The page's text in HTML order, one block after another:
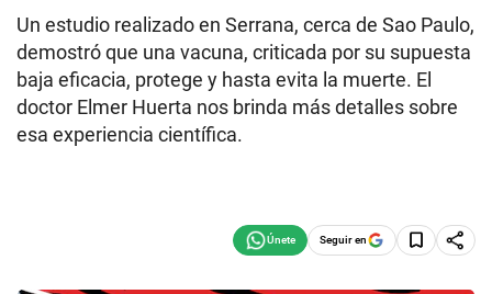
Un estudio realizado en Serrana, cerca de Sao Paulo,
demostró que una vacuna, criticada por su supuesta
baja eficacia, protege y hasta evita la muerte. El
doctor Elmer Huerta nos brinda más detalles sobre
esa experiencia científica.
Seguir en